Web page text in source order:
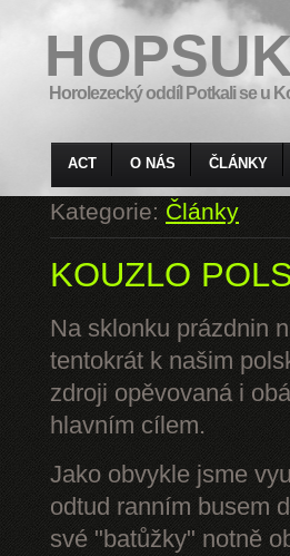
Horolezecký oddíl Potkali se u
ACT O NÁS ČLÁNKY
Kategorie:Články
KOUZLO
Na sklonku prázdnin
tentokrát k našim
zdroji opěvovaná i
hlavním cílem.
Jako obvykle jsme
odtud ranním busem
své "batůžky" notně